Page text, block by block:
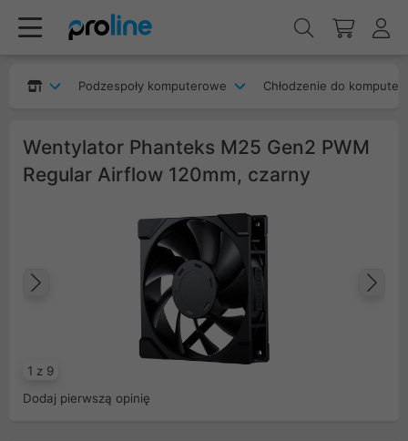
Podzespoły komputerowe Chłodzenie do
Wentylator Phanteks M25 Gen2 PWM
Regular Airflow 120mm, czarny
1 z 9
Poprzedni
Dodaj pierwszą opinię